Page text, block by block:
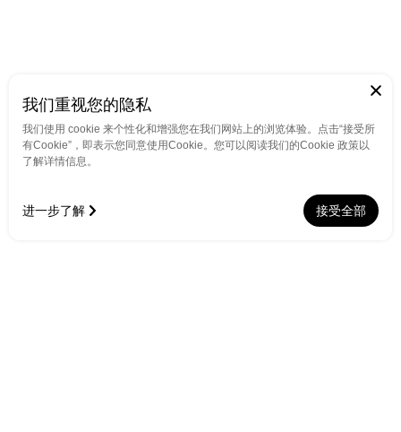
我们重视您的隐私
我们使用 cookie 来个性化和增强您在我们网站上的浏览体验。点击“接受所
有Cookie”，即表示您同意使用Cookie。您可以阅读我们的Cookie 政策以
了解详情信息。
进一步了解 接受全部